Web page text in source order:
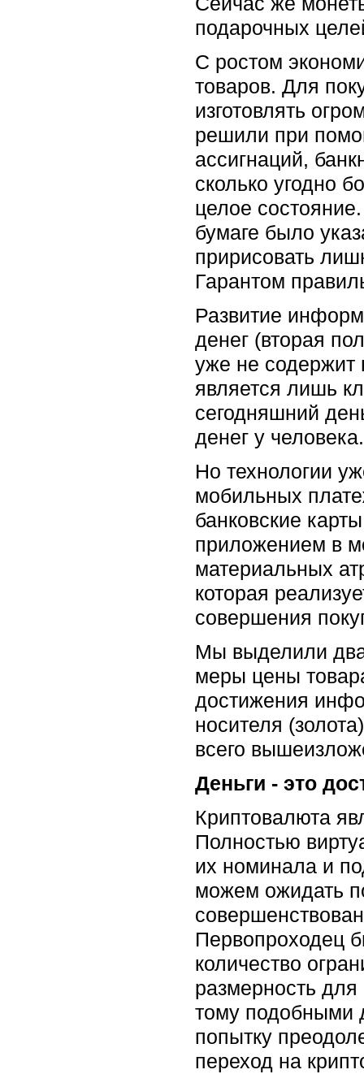
подарочных
С ростом
товаров. Для
изготовлять
решили при
ассигнаций,
сколько угодно
целое
бумаге было
пририсовать
Гарантом
Развитие
денег (вторая
уже не содержит
является лишь
сегодняшний
денег у человека.
Но технологии
мобильных
банковские
приложением в
материальных
которая
совершения
Мы выделили два
меры цены
достижения
носителя
всего
Деньги - это
Криптовалюта
Полностью
их номинала и
можем ожидать
Первопроходец
количество
размерность
тому
попытку
переход на